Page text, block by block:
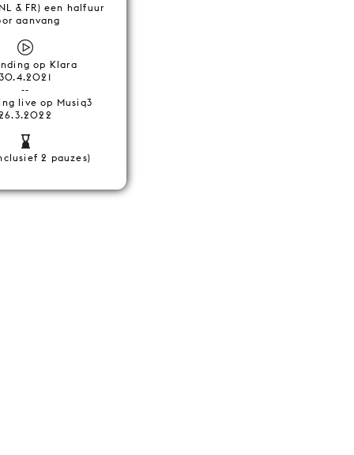
& FR) een halfuur
aanvang
op Klara
30.4.2021
--
live op Musiq3
2 pauzes)